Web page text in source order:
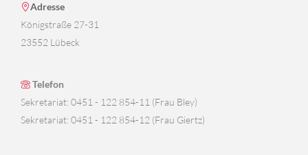
Adresse
Königstraße 27-31
23552 Lübeck
Telefon
Sekretariat: 0451 - 122 854-11 (Frau Bley)
Sekretariat: 0451 - 122 854-12 (Frau Giertz)